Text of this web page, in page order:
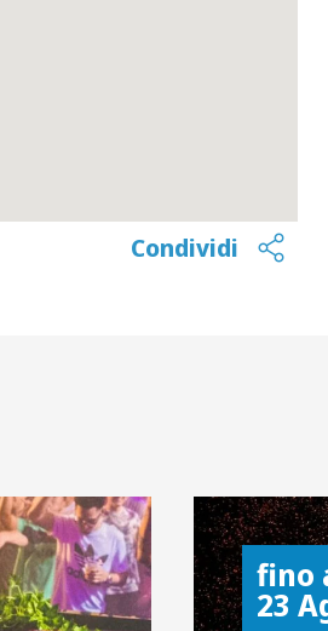
Condividi
fino
23